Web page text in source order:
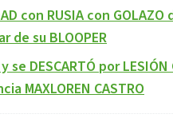
con RUSIA con
de su BLOOPER
se DESCARTÓ por
MAXLOREN CASTRO